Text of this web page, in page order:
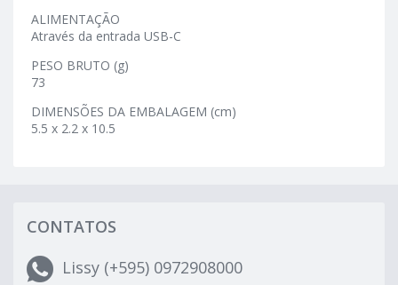
ALIMENTAÇÃO
Através da entrada USB-C
PESO BRUTO (g)
73
DIMENSÕES DA EMBALAGEM (cm)
5.5 x 2.2 x 10.5
CONTATOS
Lissy (+595) 0972908000